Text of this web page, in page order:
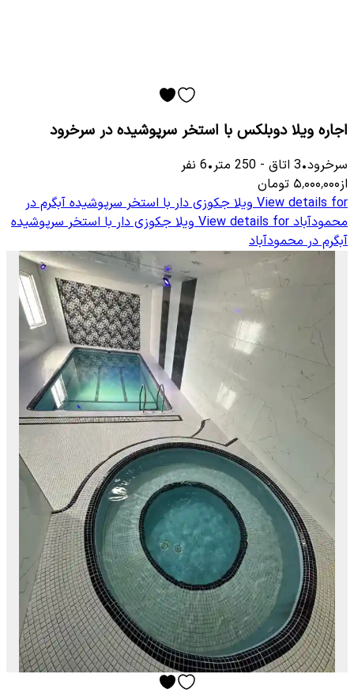
اجاره ویلا دوبلکس با استخر سرپوشیده در سرخرود
سرخرود•
3 اتاق -
250 متر•
6 نفر
از۵٬۰۰۰٬۰۰۰ تومان
View details for ویلا جکوزی دار با استخر سرپوشیده آبگرم در
محمودآبادView details for ویلا جکوزی دار با استخر سرپوشیده
آبگرم در محمودآباد